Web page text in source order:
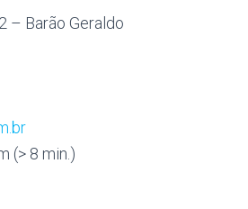
– Barão Geraldo
(> 8 min.)